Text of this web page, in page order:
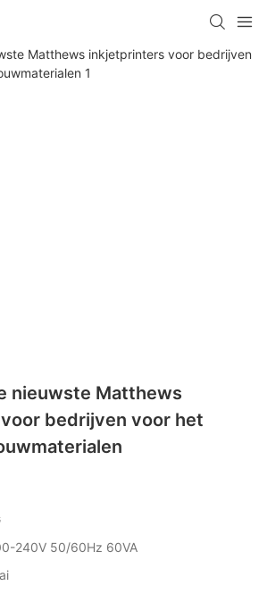
nieuwste Matthews
bedrijven voor het
240V 50/60Hz 60VA